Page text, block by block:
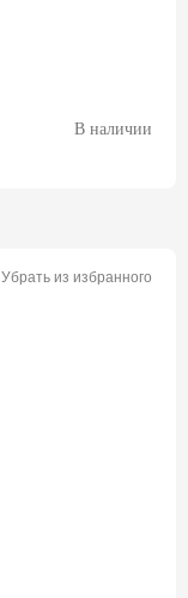
В наличии
Убрать из избранного